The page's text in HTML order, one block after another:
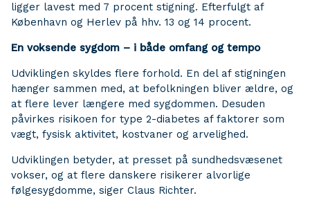
ligger lavest med 7 procent stigning. Efterfulgt af
København og Herlev på hhv. 13 og 14 procent.
En voksende sygdom – i både omfang og tempo
Udviklingen skyldes flere forhold. En del af stigningen
hænger sammen med, at befolkningen bliver ældre, og
at flere lever længere med sygdommen. Desuden
påvirkes risikoen for type 2-diabetes af faktorer som
vægt, fysisk aktivitet, kostvaner og arvelighed.
Udviklingen betyder, at presset på sundhedsvæsenet
vokser, og at flere danskere risikerer alvorlige
følgesygdomme, siger Claus Richter.